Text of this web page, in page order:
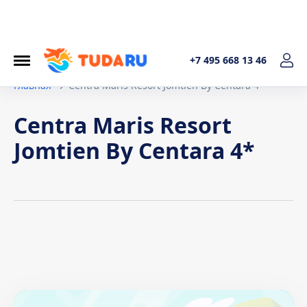
+7 495 668 13 46
Главная
Centra Maris Resort Jomtien By Centara 4*
Centra Maris Resort
Jomtien By Centara 4*
безопасности персональных данных, предпринимаемые